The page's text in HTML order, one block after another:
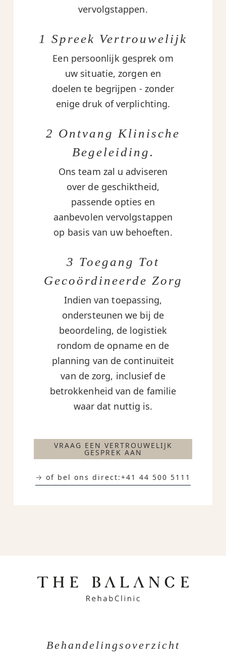
vervolgstappen.
1 Spreek Vertrouwelijk
Een persoonlijk gesprek om
uw situatie, zorgen en
doelen te begrijpen - zonder
enige druk of verplichting.
2 Ontvang Klinische
Begeleiding.
Ons team zal u adviseren
over de geschiktheid,
passende opties en
aanbevolen vervolgstappen
op basis van uw behoeften.
3 Toegang Tot
Gecoördineerde Zorg
Indien van toepassing,
ondersteunen we bij de
beoordeling, de logistiek
rondom de opname en de
planning van de continuïteit
van de zorg, inclusief de
betrokkenheid van de familie
waar dat nuttig is.
VRAAG EEN VERTROUWELIJK
GESPREK AAN
→ of bel ons direct:+41 44 500 5111
Behandelingsoverzicht